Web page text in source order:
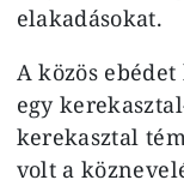
elakadásokat.
A közös
egy
kerekasztal
volt a